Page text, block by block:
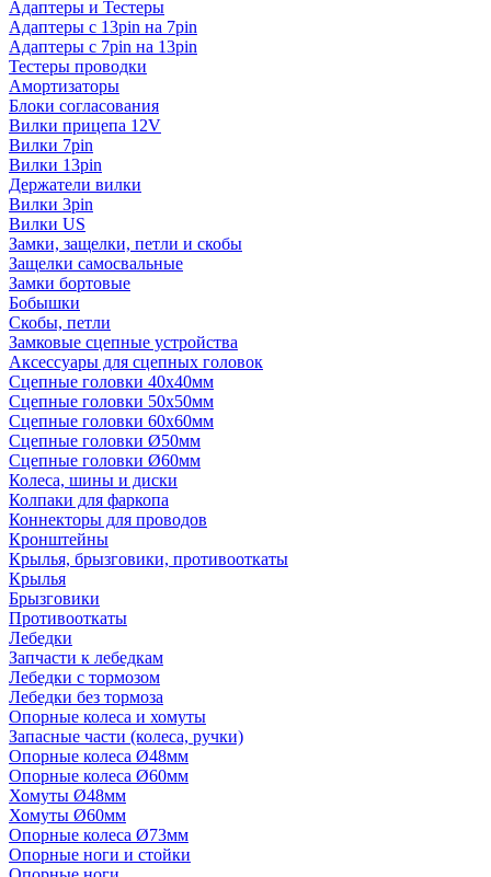
Адаптеры и Тестеры
Адаптеры с 13pin на 7pin
Адаптеры с 7pin на 13pin
Тестеры проводки
Амортизаторы
Блоки согласования
Вилки прицепа 12V
Вилки 7pin
Вилки 13pin
Держатели вилки
Вилки 3pin
Вилки US
Замки, защелки, петли и скобы
Защелки самосвальные
Замки бортовые
Бобышки
Скобы, петли
Замковые сцепные устройства
Аксессуары для сцепных головок
Сцепные головки 40x40мм
Сцепные головки 50x50мм
Сцепные головки 60x60мм
Сцепные головки Ø50мм
Сцепные головки Ø60мм
Колеса, шины и диски
Колпаки для фаркопа
Коннекторы для проводов
Кронштейны
Крылья, брызговики, противооткаты
Крылья
Брызговики
Противооткаты
Лебедки
Запчасти к лебедкам
Лебедки с тормозом
Лебедки без тормоза
Опорные колеса и хомуты
Запасные части (колеса, ручки)
Опорные колеса Ø48мм
Опорные колеса Ø60мм
Хомуты Ø48мм
Хомуты Ø60мм
Опорные колеса Ø73мм
Опорные ноги и стойки